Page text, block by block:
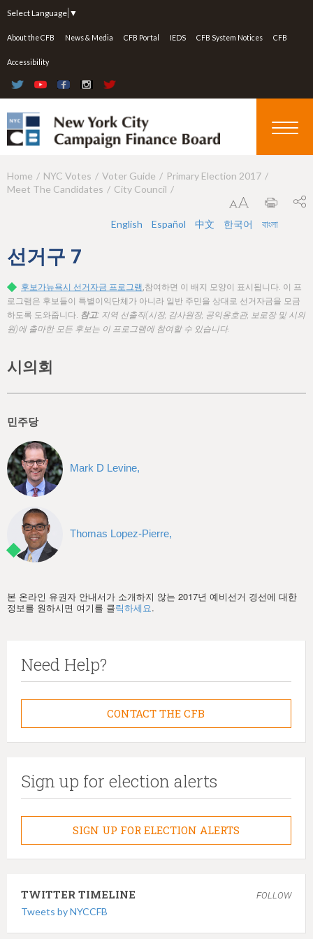
Select Language ▼
About the CFB News & Media CFB Portal IEDS CFB System Notices CFB
Accessibility
Y
a
r
e
h
r
e
Home NYC Votes Voter Guide
Primary Election 2017
Meet The Candidates
City Council
English Español 中文 한국어 বাংলা
선거구 7
후보가뉴욕시 선거자금 프로그램,참여하면 이 배지 모양이 표시됩니다. 이 프
로그램은 후보들이 특별이익단체가 아니라 일반 주민을 상대로 선거자금을 모금
하도록 도와줍니다. 참고: 지역 선출직(시장, 감사원장, 공익옹호관, 보로장 및 시의
원)에 출마한 모든 후보는 이 프로그램에 참여할 수 있습니다.
시의회
민주당
Mark D Levine,
Thomas Lopez-Pierre,
본 온라인 유권자 안내서가 소개하지 않는 2017년 예비선거 경선에 대한
정보를 원하시면 여기를 클릭하세요.
Need Help?
CONTACT THE CFB
Sign up for election alerts
SIGN UP FOR ELECTION ALERTS
TWITTER TIMELINE FOLLOW
Tweets by NYCCFB